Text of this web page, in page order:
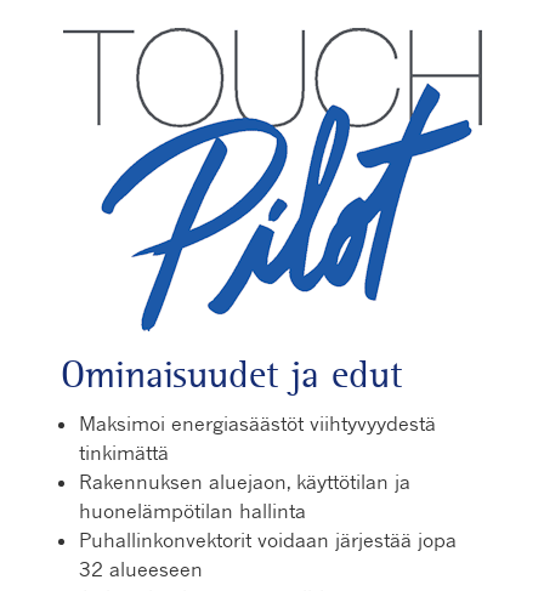
Ominaisuudet ja edut
Maksimoi energiasäästöt viihtyvyydestä
tinkimättä
Rakennuksen aluejaon, käyttötilan ja
huonelämpötilan hallinta
Puhallinkonvektorit voidaan järjestää jopa
32 alueeseen